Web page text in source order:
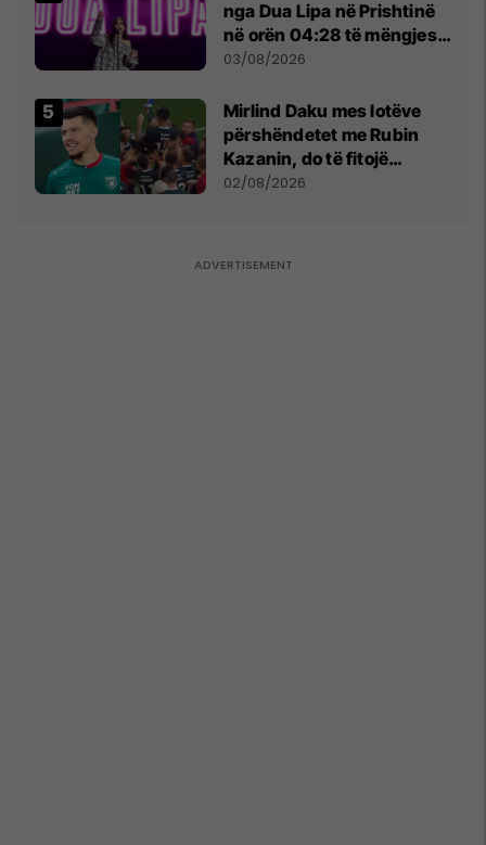
nga Dua Lipa në Prishtinë
në orën 04:28 të mëngjesit
- dhe bota digjitale serbe
03/08/2026
Mirlind Daku mes lotëve
përshëndetet me Rubin
Kazanin, do të fitojë
miliona te Spartak Moska
02/08/2026